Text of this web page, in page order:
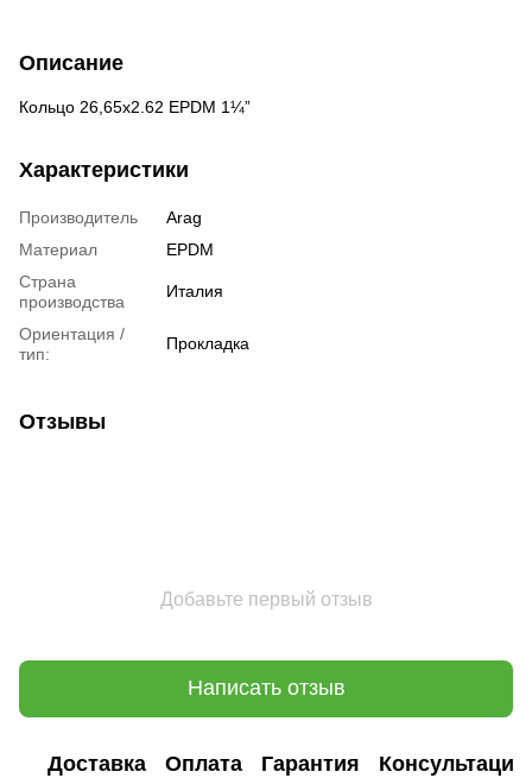
Описание
Кольцо 26,65х2.62 EPDM 1¼”
Характеристики
Производитель
Arag
Материал
EPDM
Страна
производства
Италия
Ориентация /
тип:
Прокладка
Отзывы
Добавьте первый отзыв
Написать отзыв
Доставка Оплата Гарантия Консультация